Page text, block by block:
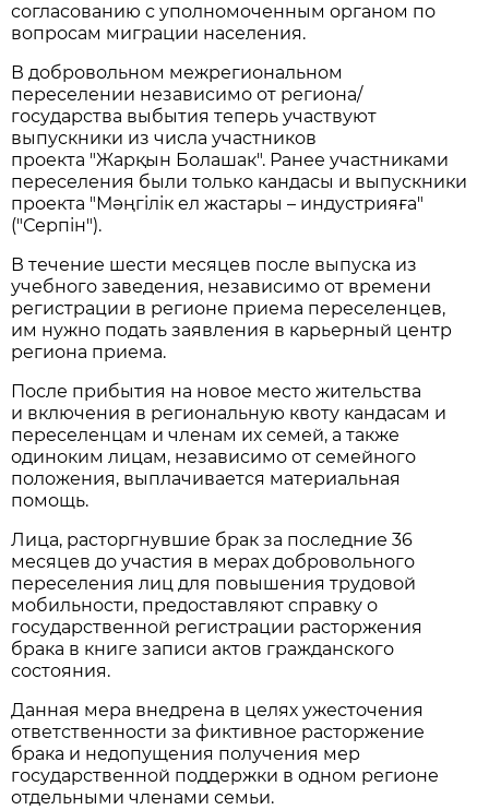
согласованию с уполномоченным органом по
вопросам миграции населения.
В добровольном межрегиональном
переселении независимо от региона/
государства выбытия теперь участвуют
выпускники из числа участников
проекта "Жарқын Болашак". Ранее участниками
переселения были только кандасы и выпускники
проекта "Мәңгілік ел жастары – индустрияға"
("Серпін").
В течение шести месяцев после выпуска из
учебного заведения, независимо от времени
регистрации в регионе приема переселенцев,
им нужно подать заявления в карьерный центр
региона приема.
После прибытия на новое место жительства
и включения в региональную квоту кандасам и
переселенцам и членам их семей, а также
одиноким лицам, независимо от семейного
положения, выплачивается материальная
помощь.
Лица, расторгнувшие брак за последние 36
месяцев до участия в мерах добровольного
переселения лиц для повышения трудовой
мобильности, предоставляют справку о
государственной регистрации расторжения
брака в книге записи актов гражданского
состояния.
Данная мера внедрена в целях ужесточения
ответственности за фиктивное расторжение
брака и недопущения получения мер
государственной поддержки в одном регионе
отдельными членами семьи.